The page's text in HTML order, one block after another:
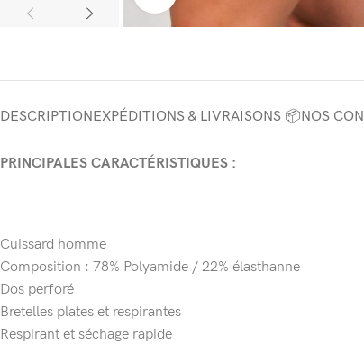
DESCRIPTIONEXPÉDITIONS & LIVRAISONS 📦NOS
PRINCIPALES CARACTÉRISTIQUES :
Cuissard homme
Composition : 78% Polyamide / 22% élasthanne
Dos perforé
Bretelles plates et respirantes
Respirant et séchage rapide